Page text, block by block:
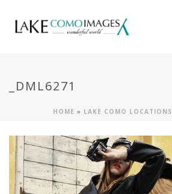
_DML6271
HOME » LAKE COMO LOCATIONS